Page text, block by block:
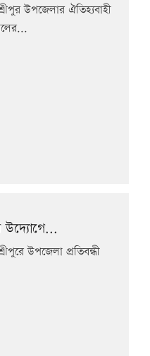
উপজেলার ঐতিহ্যবাহী
উদ্যোগে...
উপজেলা প্রতিবন্ধী